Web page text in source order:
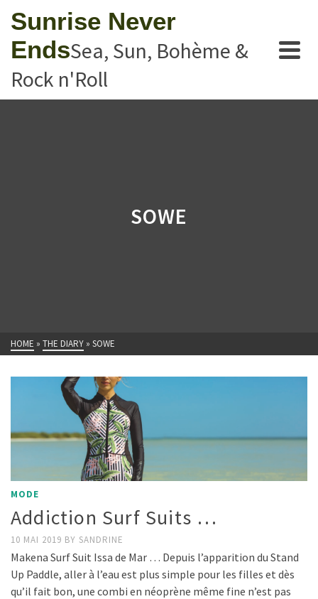
Sunrise Never
EndsSea, Sun, Bohème &
Rock n'Roll
SOWE
HOME » THE DIARY » SOWE
MODE
Addiction Surf Suits …
10 MAI 2019 BY SANDRINE
Makena Surf Suit Issa de Mar … Depuis l’apparition du Stand
Up Paddle, aller à l’eau est plus simple pour les filles et dès
qu’il fait bon, une combi en néoprène même fine n’est pas